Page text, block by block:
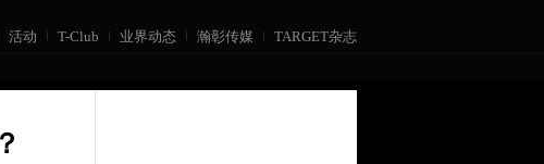
活动 T-Club 业界动态 瀚彰传媒 TARGET杂志